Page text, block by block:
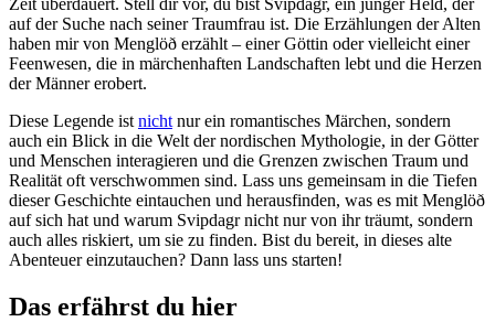
auf der Suche nach⁢ seiner Traumfrau ⁣ist. Die Erzählungen ⁣der Alten
haben mir⁣ von Menglöð ⁣erzählt – einer Göttin ‌oder vielleicht ⁤einer
Feenwesen,​ die in märchenhaften⁣ Landschaften⁤ lebt und die Herzen
der Männer erobert.
Diese ⁣Legende ist nicht nur⁣ ein romantisches Märchen, sondern
auch ein Blick in die Welt der nordischen Mythologie,​ in der Götter
und Menschen interagieren und die Grenzen ⁣zwischen Traum und
Realität oft verschwommen sind. Lass uns⁤ gemeinsam in​ die Tiefen
dieser Geschichte eintauchen und herausfinden, was es mit Menglöð
auf sich hat ⁢und warum Svipdagr nicht nur von ihr ‌träumt, sondern
auch alles riskiert, um sie zu finden. Bist du bereit, in dieses‍ alte
Abenteuer einzutauchen? ⁢Dann lass ​uns starten!
Das erfährst du hier